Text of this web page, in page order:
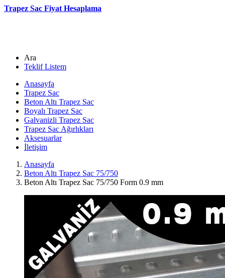
Trapez Sac Fiyat Hesaplama
Ara
Teklif Listem
Anasayfa
Trapez Sac
Beton Altı Trapez Sac
Boyalı Trapez Sac
Galvanizli Trapez Sac
Trapez Sac Ağırlıkları
Aksesuarlar
İletişim
Anasayfa
Beton Altı Trapez Sac 75/750
Beton Altı Trapez Sac 75/750 Form 0.9 mm